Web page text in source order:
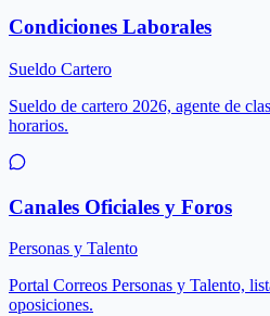
Condiciones Laborales
Sueldo Cartero
Sueldo de cartero 2026, agente de
horarios.
Canales Oficiales y Foros
Personas y Talento
Portal Correos Personas y Talento,
oposiciones.